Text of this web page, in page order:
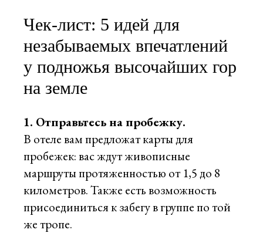
Чек-лист: 5 идей для
незабываемых впечатлений
у подножья высочайших гор
на земле
1. Отправьтесь на пробежку.
В отеле вам предложат карты для
пробежек: вас ждут живописные
маршруты протяженностью от 1,5 до 8
километров. Также есть возможность
присоединиться к забегу в группе по той
же тропе.